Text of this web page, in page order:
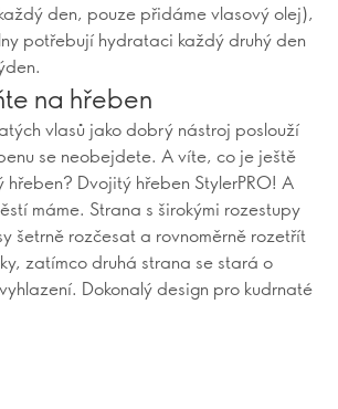
den, pouze přidáme vlasový olej),
potřebují hydrataci každý druhý den
na hřeben
vlasů jako dobrý nástroj poslouží
se neobejdete. A víte, co je ještě
hřeben? Dvojitý hřeben StylerPRO! A
máme. Strana s širokými rozestupy
šetrně rozčesat a rovnoměrně rozetřít
zatímco druhá strana se stará o
Dokonalý design pro kudrnaté